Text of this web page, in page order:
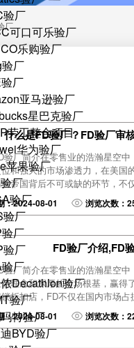
验厂
可口可乐验厂
乐购验厂
厂
厂
亚马逊验厂
星巴克验厂
劳工整合项目
华为验厂
苹果验厂
厂
验厂
验厂
厂
验厂
厂
Decathlon验厂
验厂
特验厂
BYD验厂
厂
什么是FD验厂？FD验厂审
验厂简介在零售业的浩瀚星空
和强大的市场渗透力，在美国
帝国背后不可或缺的环节，不
：2024-08-01 浏览次数
FD验厂介绍,FD
验厂简介在零售业的浩瀚星空
理念和深厚的市场根基，赢得
折扣店，FD不仅在国内市场
：2024-08-01 浏览次数